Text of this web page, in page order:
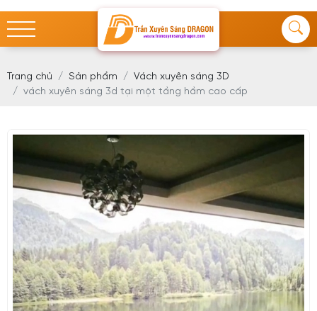
Trang chủ Sản phẩm
Vách xuyên sáng 3D
vách xuyên sáng 3d tại một tầng hầm cao cấp